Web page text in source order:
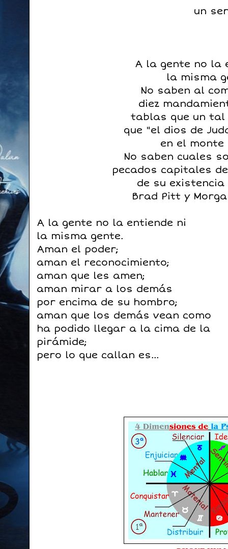
un
A la gente no la
la misma
No saben al
diez
tablas que un tal
que "el dios de
en el monte
No saben cuales
pecados capitales
de su
Brad Pitt y
A la gente no la entiende ni
la misma gente.
Aman el poder;
aman el reconocimiento;
aman que les amen;
aman mirar a los demás
por encima de su hombro;
aman que los demás vean como
ha podido llegar a la cima de la
pirámide;
pero lo que callan es...